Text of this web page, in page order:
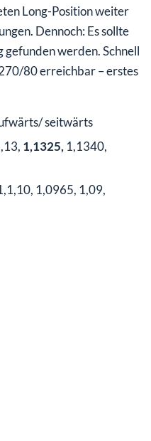
Long-Position weiter
Dennoch: Es sollte
werden. Schnell
80 erreichbar – erstes
seitwärts
1,1325, 1,1340,
1,0965, 1,09,